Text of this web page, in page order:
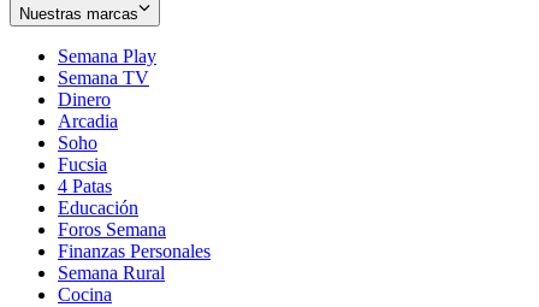
Nuestras marcas
Semana Play
Semana TV
Dinero
Arcadia
Soho
in
new
window
Fucsia
in
new
window
4 Patas
Educación
Foros Semana
Finanzas Personales
Semana Rural
Cocina